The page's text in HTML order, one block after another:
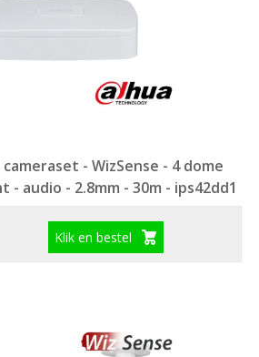
cameraset - WizSense - 4 dome
- audio - 2.8mm - 30m - ips42dd1
Klik en bestel